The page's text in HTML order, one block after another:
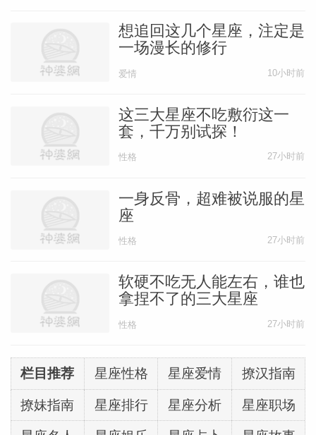
想追回这几个星座，注定是
一场漫长的修行
爱情 10小时前
这三大星座不吃敷衍这一
套，千万别试探！
性格 27小时前
一身反骨，超难被说服的星
座
性格 27小时前
软硬不吃无人能左右，谁也
拿捏不了的三大星座
性格 27小时前
栏目推荐 星座性格 星座爱情 撩汉指南
撩妹指南 星座排行 星座分析 星座职场